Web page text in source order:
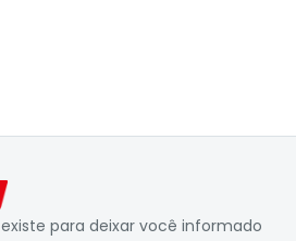
para deixar você informado